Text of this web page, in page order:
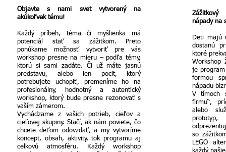
Objavte s nami svet vytvorený na
akúkoľvek tému!
Každý príbeh, téma či myšlienka má
potenciál stať sa zážitkom. Preto
ponúkame možnosť vytvoriť pre vás
workshop presne na mieru – podľa témy,
ktorú si sami zadáte. Či už máte jasnú
predstavu, alebo len pocit, ktorý
potrebujete uchopiť, premeníme ho na
profesionálny, hodnotný a autentický
workshop, ktorý bude presne rezonovať s
vaším zámerom.
Vychádzame z vašich potrieb, cieľov a
cieľovej skupiny. Stačí, ak nám poviete, čo
chcete deťom odovzdať, a my vytvoríme
koncept, obsah, aktivity, tok programu aj
celkovú atmosféru. Každý workshop
nápady na
Deti majú
dostanú
ktoré
Workshop
je program
formou
nápadu
V tímoch
firmu“,
alebo
so
LEGO